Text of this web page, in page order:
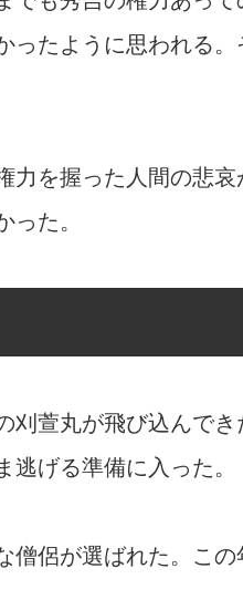
ったように思われる。
力を握った人間の悲
た。
刈萱丸が飛び込んで
げる準備に入った。
侶が選ばれた。この